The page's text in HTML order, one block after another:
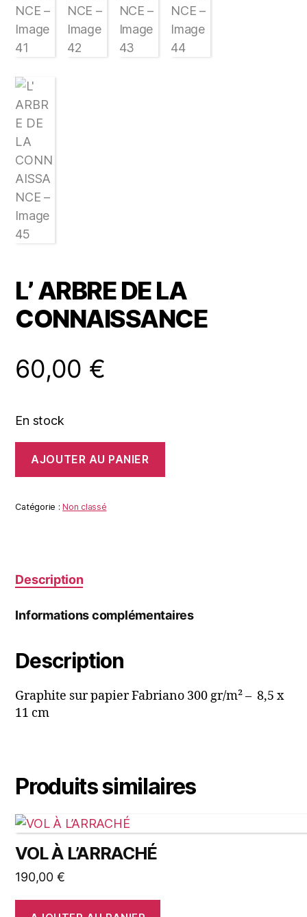
L’ ARBRE DE LA
CONNAISSANCE
60,00 €
En stock
L'
DE
AJOUTER AU PANIER
Catégorie :Non classé
Description
Informations complémentaires
Description
Graphite sur papier Fabriano 300 gr/m² – 8,5 x
11 cm
Produits similaires
VOL À L’ARRACHÉ
190,00 €